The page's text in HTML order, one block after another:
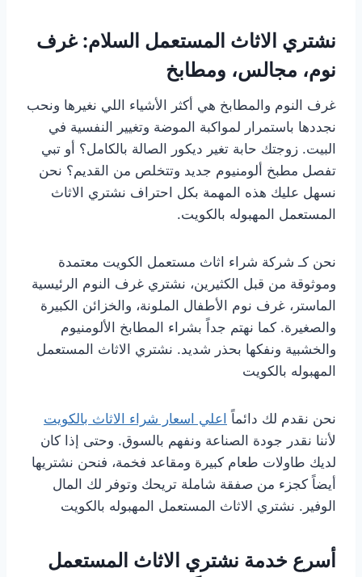
نشتري الاثاث المستعمل السلام: غرف
نوم، مجالس، ومطابخ
غرف النوم والمطابخ هي أكثر الأشياء اللي نغيرها ونحب
نجددها باستمرار لمواكبة الموضة وتغيير النفسية في
البيت. زوجتك حابة تغير ديكور الصالة بالكامل؟ أو تبي
تفصل مطبخ ألومنيوم جديد وتتخلص من القديم؟ نحن
نسهل عليك هذه المهمة بكل احتراف نشتري الاثاث
المستعمل المهبوله بالكويت.
نحن كـ شركة شراء اثاث مستعمل الكويت معتمدة
وموثوقة من قبل الكثيرين، نشتري غرف النوم الرئيسية
الماستر، غرف نوم الأطفال الملونة، والخزائن الكبيرة
والصغيرة. كما نهتم جداً بشراء المطابخ الألومنيوم
والخشبية ونفكها بحذر شديد. نشتري الاثاث المستعمل
المهبوله بالكويت
نحن نقدم لك دائماً اعلي اسعار شراء الاثاث بالكويت
لأننا نقدر جودة الصناعة ونفهم بالسوق. وحتى إذا كان
لديك طاولات طعام كبيرة ومقاعد فخمة، فنحن نشتريها
أيضاً كجزء من صفقة شاملة تريحك وتوفر لك المال
الوفير. نشتري الاثاث المستعمل المهبوله بالكويت
أسرع خدمة نشتري الاثاث المستعمل